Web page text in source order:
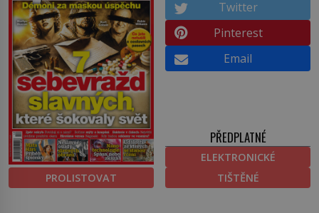
PROLISTOVAT
Twitter
Pinterest
Email
PŘEDPLATNÉ
ELEKTRONICKÉ
TIŠTĚNÉ